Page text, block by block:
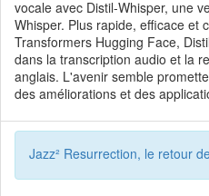
vocale avec Distil-Whisper, une
Whisper. Plus rapide, efficace et
Transformers Hugging Face,
dans la transcription audio et la
anglais. L'avenir semble
des améliorations et des
Jazz² Resurrection, le retour